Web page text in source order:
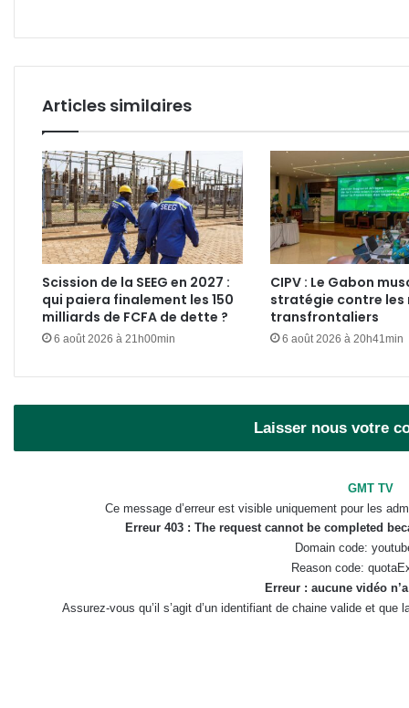
Articles similaires
Scission de la SEEG en 2027 :
qui paiera finalement les 150
milliards de FCFA de dette ?
6 août 2026 à 21h00min
CIPV : Le Gabon
stratégie contre les
transfrontaliers
6 août 2026 à 20h41min
Laisser nous votre
GMT TV
Ce message d’erreur est visible uniquement pour les
Erreur 403 : The request cannot be completed
Domain code:
Reason code:
Erreur : aucune vidéo
Assurez-vous qu’il s’agit d’un identifiant de chaine valide et